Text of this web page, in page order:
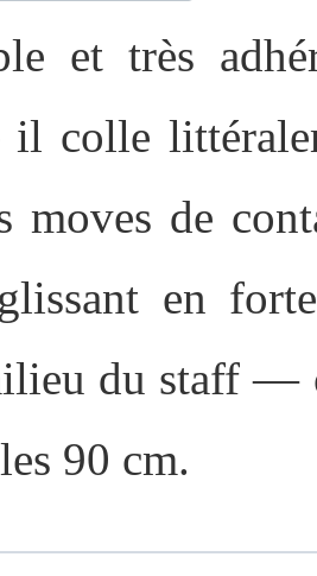
et très
colle
moves de
en
du staff —
90 cm.